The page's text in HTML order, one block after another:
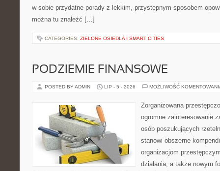
w sobie przydatne porady z lekkim, przystępnym sposobem
można tu znaleźć […]
CATEGORIES: ZIELONE OSIEDLA I SMART CITIES
PODZIEMIE FINANSOWE
POSTED BY ADMIN LIP - 5 - 2026 MOŻLIWOŚĆ
Zorganizowana
ogromne zainteresowanie
osób poszukujących
stanowi obszerne
organizacjom
działania, a także nowym